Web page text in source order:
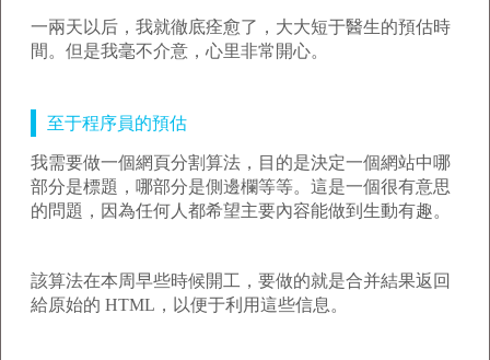
一兩天以后，我就徹底痊愈了，大大短于醫生的預估時
間。但是我毫不介意，心里非常開心。
至于程序員的預估
我需要做一個網頁分割算法，目的是決定一個網站中哪
部分是標題，哪部分是側邊欄等等。這是一個很有意思
的問題，因為任何人都希望主要內容能做到生動有趣。
該算法在本周早些時候開工，要做的就是合并結果返回
給原始的 HTML，以便于利用這些信息。